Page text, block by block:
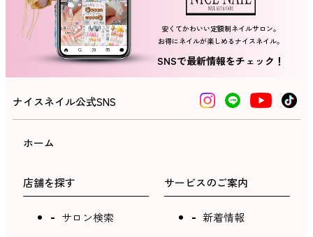
安くてかわいい定額制ネイルサロン。
お得にネイルが楽しめるナイスネイル。
SNSで最新情報をチェック！
ナイスネイル公式SNS
ホーム
店舗を探す
サロン検索
サービスのご案内
新着情報